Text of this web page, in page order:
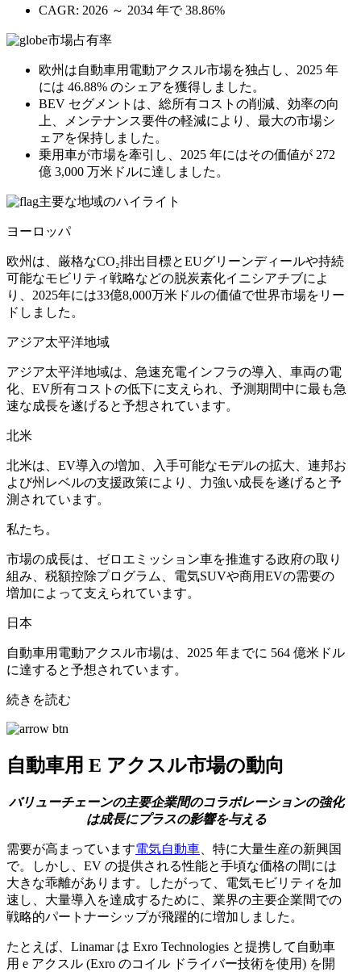
CAGR: 2026 ～ 2034 年で 38.86%
市場占有率
欧州は自動車用電動アクスル市場を独占し、2025 年
には 46.88% のシェアを獲得しました。
BEV セグメントは、総所有コストの削減、効率の向
上、メンテナンス要件の軽減により、最大の市場シ
ェアを保持しました。
乗用車が市場を牽引し、2025 年にはその価値が 272
億 3,000 万米ドルに達しました。
主要な地域のハイライト
ヨーロッパ
欧州は、厳格なCO₂排出目標とEUグリーンディールや持続
可能なモビリティ戦略などの脱炭素化イニシアチブによ
り、2025年には33億8,000万米ドルの価値で世界市場をリー
ドしました。
アジア太平洋地域
アジア太平洋地域は、急速充電インフラの導入、車両の電
化、EV所有コストの低下に支えられ、予測期間中に最も急
速な成長を遂げると予想されています。
北米
北米は、EV導入の増加、入手可能なモデルの拡大、連邦お
よび州レベルの支援政策により、力強い成長を遂げると予
測されています。
私たち。
市場の成長は、ゼロエミッション車を推進する政府の取り
組み、税額控除プログラム、電気SUVや商用EVの需要の
増加によって支えられています。
日本
自動車用電動アクスル市場は、2025 年までに 564 億米ドル
に達すると予想されています。
続きを読む
自動車用 E アクスル市場の動向
バリューチェーンの主要企業間のコラボレーションの強化
は成長にプラスの影響を与える
需要が高まっています電気自動車 、特に大量生産の新興国
で。しかし、EV の提供される性能と手頃な価格の間には
大きな乖離があります。したがって、電気モビリティを加
速し、大量導入を達成するために、業界の主要企業間での
戦略的パートナーシップが飛躍的に増加しました。
たとえば、Linamar は Exro Technologies と提携して自動車
用 e アクスル (Exro のコイル ドライバー技術を使用) を開